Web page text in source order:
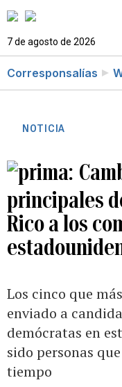
7 de agosto de 2026
Corresponsalías
NOTICIA
principales
Rico a los
Los cinco que
enviado a
demócratas en
sido personas
tiempo